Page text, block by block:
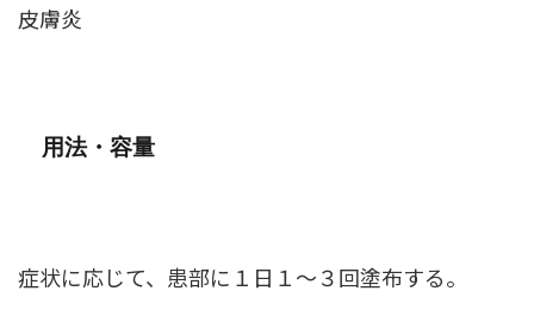
皮膚炎
用法・容量
症状に応じて、患部に１日１～３回塗布する。